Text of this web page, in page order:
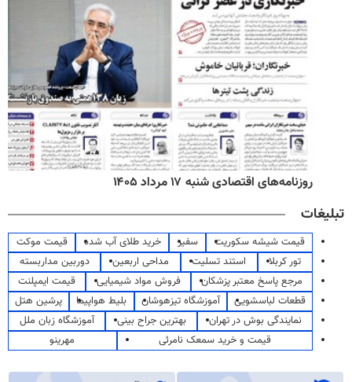
روزنامه‌های اقتصادی شنبه ۱۷ مرداد ۱۴۰۵
تبلیغات
قیمت شیشه سکوریت سفیر خرید طلای آب شده
قیمت موکت
تور کربلا
استند تسلیت مداحی اربعین
دوربین مداربسته
مرجع پاسخ معتبر پزشکان
فروش مواد شیمیایی
قیمت ایمپلنت
قطعات لباسشویی
آموزشگاه تیزهوشان بلیط هواپیما
پرشین هتل
نمایندگی بوش در تهران
بهترین جراح بینی
آموزشگاه زبان ملل
قیمت و خرید سمعک نامرئی
مهرینو